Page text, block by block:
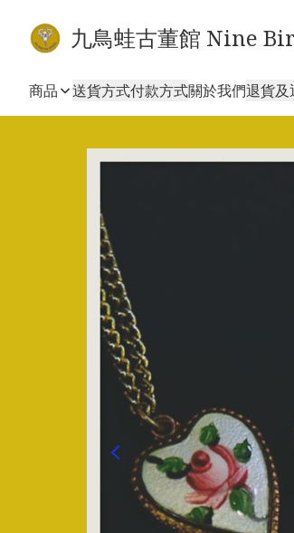
九鳥蛙古董館 Nine
商品 送貨方式付款方式關於我們退貨及